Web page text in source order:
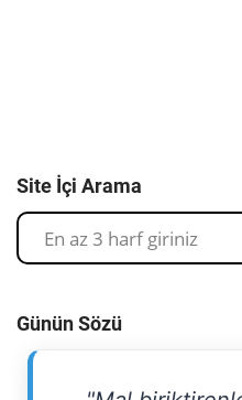
Site İçi Arama
Günün Sözü